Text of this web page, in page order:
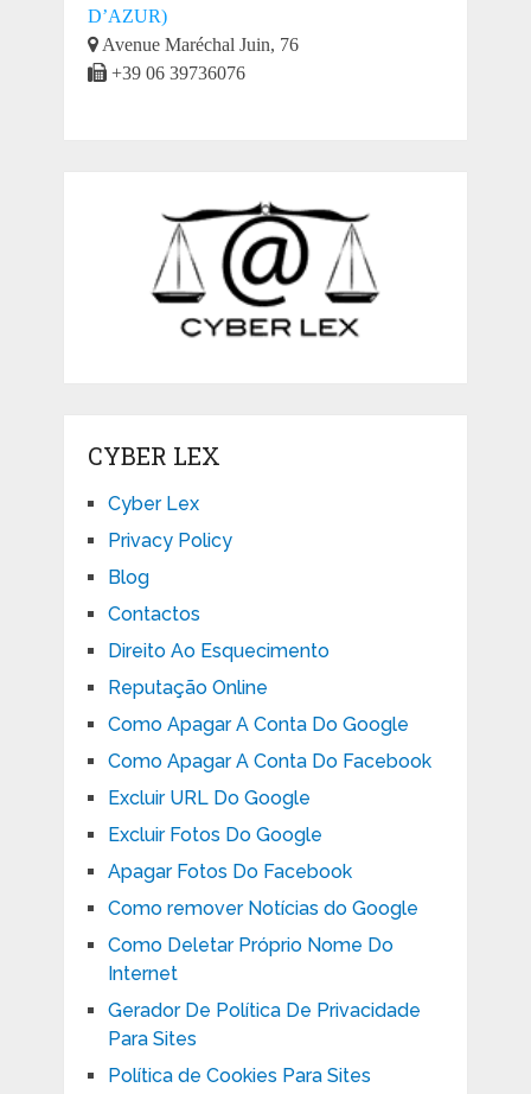
D’AZUR)
Avenue Maréchal Juin, 76
+39 06 39736076
CYBER LEX
Cyber Lex
Privacy Policy
Blog
Contactos
Direito Ao Esquecimento
Reputação Online
Como Apagar A Conta Do Google
Como Apagar A Conta Do Facebook
Excluir URL Do Google
Excluir Fotos Do Google
Apagar Fotos Do Facebook
Como remover Notícias do Google
Como Deletar Próprio Nome Do
Internet
Gerador De Política De Privacidade
Para Sites
Política de Cookies Para Sites